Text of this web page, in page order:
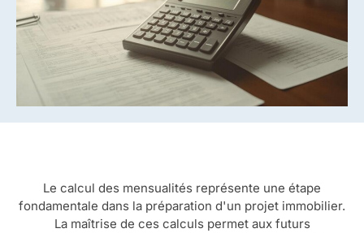
Le calcul des mensualités représente une étape
fondamentale dans la préparation d'un projet immobilier.
La maîtrise de ces calculs permet aux futurs